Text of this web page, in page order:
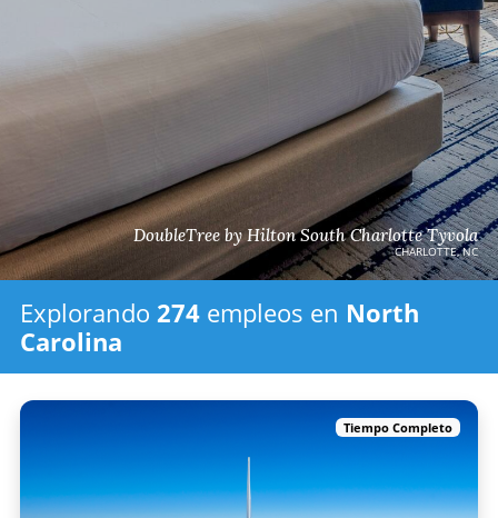
DoubleTree by Hilton South Charlotte Tyvola
CHARLOTTE, NC
Explorando 274 empleos en North
Carolina
Tiempo Completo